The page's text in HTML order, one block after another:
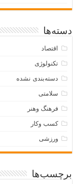
دسته‌ها
اقتصاد
تکنولوژی
دسته‌بندی نشده
سلامتی
فرهنگ وهنر
کسب وکار
ورزشی
برچسب‌ها